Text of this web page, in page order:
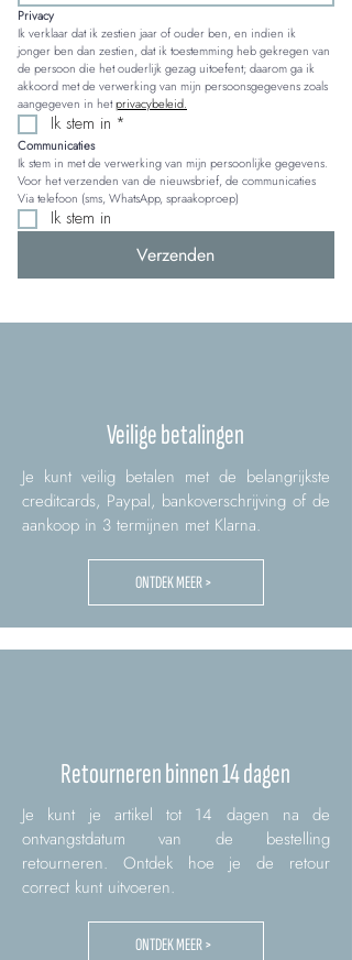
Privacy
Ik verklaar dat ik zestien jaar of ouder ben, en indien ik
jonger ben dan zestien, dat ik toestemming heb gekregen van
de persoon die het ouderlijk gezag uitoefent; daarom ga ik
akkoord met de verwerking van mijn persoonsgegevens zoals
aangegeven in het privacybeleid.
Ik stem in *
Communicaties
Ik stem in met de verwerking van mijn persoonlijke gegevens.
Voor het verzenden van de nieuwsbrief, de communicaties
Via telefoon (sms, WhatsApp, spraakoproep)
Ik stem in
Verzenden
Veilige betalingen
Je kunt veilig betalen met de belangrijkste
creditcards, Paypal, bankoverschrijving of de
aankoop in 3 termijnen met Klarna.
ONTDEK MEER >
Retourneren binnen 14 dagen
Je kunt je artikel tot 14 dagen na de
ontvangstdatum van de bestelling
retourneren. Ontdek hoe je de retour
correct kunt uitvoeren.
ONTDEK MEER >